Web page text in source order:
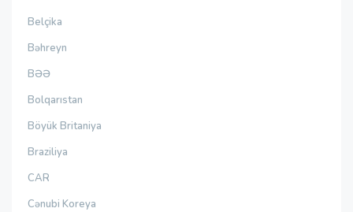
Belçika
Bəhreyn
BƏƏ
Bolqarıstan
Böyük Britaniya
Braziliya
CAR
Cənubi Koreya